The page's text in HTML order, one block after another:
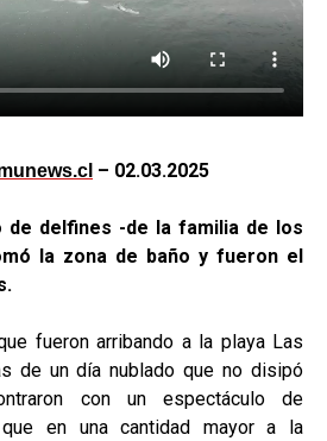
– 02.03.2025
de delfines -de la familia de los
la zona de baño y fueron el
fueron arribando a la playa Las
de un día nublado que no disipó
con un espectáculo de
en una cantidad mayor a la